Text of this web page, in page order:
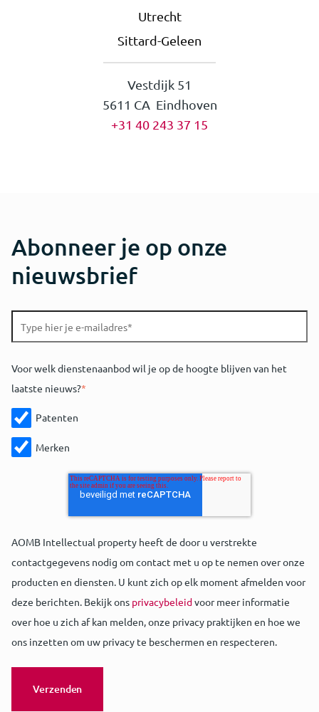
Utrecht
Sittard-Geleen
Vestdijk 51
5611 CA Eindhoven
+31 40 243 37 15
Abonneer je op onze
nieuwsbrief
Voor welk dienstenaanbod wil je op de hoogte blijven van het
laatste nieuws?*
Patenten
Merken
AOMB Intellectual property heeft de door u verstrekte
contactgegevens nodig om contact met u op te nemen over onze
producten en diensten. U kunt zich op elk moment afmelden voor
deze berichten. Bekijk ons privacybeleidvoor meer informatie
over hoe u zich af kan melden, onze privacy praktijken en hoe we
ons inzetten om uw privacy te beschermen en respecteren.